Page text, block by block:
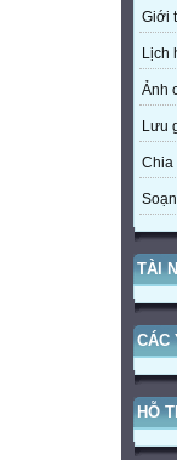
Giới
Lịch
Ảnh
Lưu
Chia
TÀI
CÁC
HỖ